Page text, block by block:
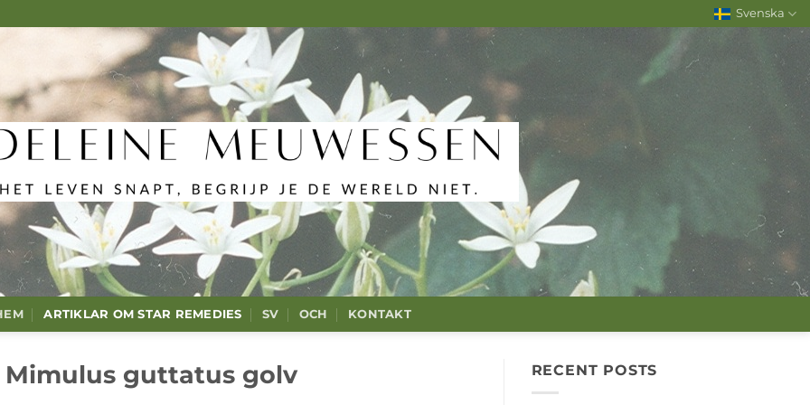
Svenska
ARTIKLAR OM STAR REMEDIES SV OCH KONTAKT
Mimulus guttatus golv RECENT POSTS